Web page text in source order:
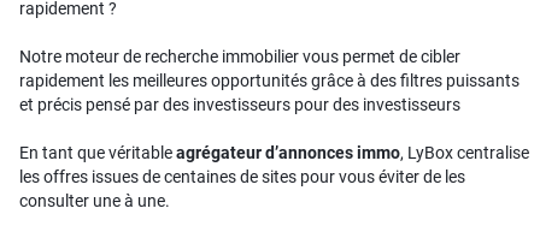
rapidement ?
Notre moteur de recherche immobilier vous permet de cibler
rapidement les meilleures opportunités grâce à des filtres puissants
et précis pensé par des investisseurs pour des investisseurs
En tant que véritableagrégateur d’annonces immo, LyBox centralise
les offres issues de centaines de sites pour vous éviter de les
consulter une à une.